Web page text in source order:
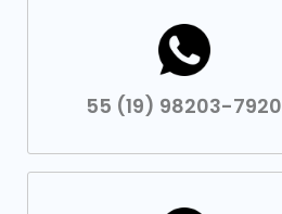
55 (19) 98203-7920